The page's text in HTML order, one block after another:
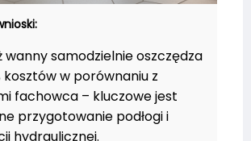
wanny samodzielnie oszczędza
kosztów w porównaniu z
fachowca – kluczowe jest
przygotowanie podłogi i
hydraulicznej.